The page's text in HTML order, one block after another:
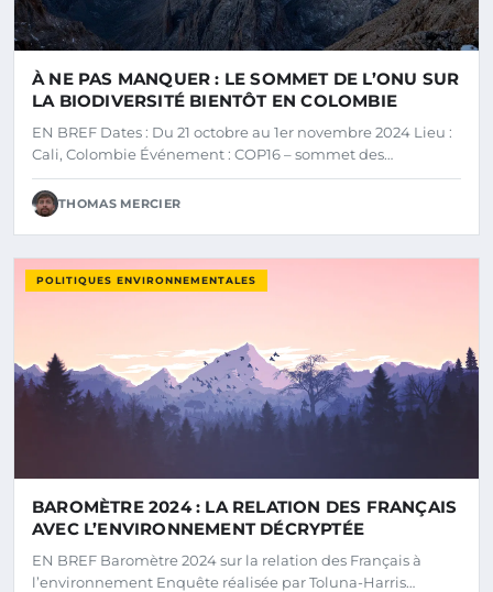
À NE PAS MANQUER : LE SOMMET DE L’ONU SUR
LA BIODIVERSITÉ BIENTÔT EN COLOMBIE
EN BREF Dates : Du 21 octobre au 1er novembre 2024 Lieu :
Cali, Colombie Événement : COP16 – sommet des…
THOMAS MERCIER
POLITIQUES ENVIRONNEMENTALES
BAROMÈTRE 2024 : LA RELATION DES FRANÇAIS
AVEC L’ENVIRONNEMENT DÉCRYPTÉE
EN BREF Baromètre 2024 sur la relation des Français à
l’environnement Enquête réalisée par Toluna-Harris…